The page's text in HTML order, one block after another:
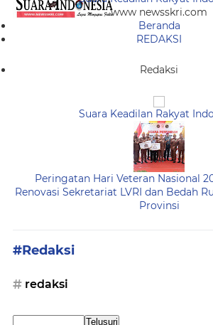
www newsskri.com
Beranda
REDAKSI
Redaksi
Suara Keadilan Rakyat
Peringatan Hari Veteran Nasional
Renovasi Sekretariat LVRI dan Bedah
Provinsi
#Redaksi
redaksi